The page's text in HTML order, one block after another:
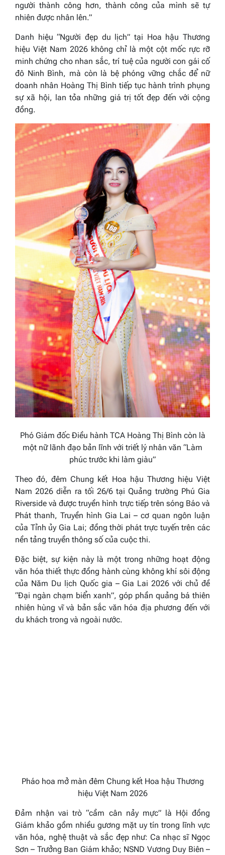
người thành công hơn, thành công của mình sẽ tự
nhiên được nhân lên.”
Danh hiệu “Người đẹp du lịch” tại Hoa hậu Thương
hiệu Việt Nam 2026 không chỉ là một cột mốc rực rỡ
minh chứng cho nhan sắc, trí tuệ của người con gái cố
đô Ninh Bình, mà còn là bệ phóng vững chắc để nữ
doanh nhân Hoàng Thị Bình tiếp tục hành trình phụng
sự xã hội, lan tỏa những giá trị tốt đẹp đến với cộng
đồng.
Phó Giám đốc Điều hành TCA Hoàng Thị Bình còn là
một nữ lãnh đạo bản lĩnh với triết lý nhân văn “Làm
phúc trước khi làm giàu”
Theo đó, đêm Chung kết Hoa hậu Thương hiệu Việt
Nam 2026 diễn ra tối 26/6 tại Quảng trường Phú Gia
Riverside và được truyền hình trực tiếp trên sóng Báo và
Phát thanh, Truyền hình Gia Lai – cơ quan ngôn luận
của Tỉnh ủy Gia Lai; đồng thời phát trực tuyến trên các
nền tảng truyền thông số của cuộc thi.
Đặc biệt, sự kiện này là một trong những hoạt động
văn hóa thiết thực đồng hành cùng không khí sôi động
của Năm Du lịch Quốc gia – Gia Lai 2026 với chủ đề
“Đại ngàn chạm biển xanh”, góp phần quảng bá thiên
nhiên hùng vĩ và bản sắc văn hóa địa phương đến với
du khách trong và ngoài nước.
Pháo hoa mở màn đêm Chung kết Hoa hậu Thương
hiệu Việt Nam 2026
Đảm nhận vai trò “cầm cân nảy mực” là Hội đồng
Giám khảo gồm nhiều gương mặt uy tín trong lĩnh vực
văn hóa, nghệ thuật và sắc đẹp như: Ca nhạc sĩ Ngọc
Sơn – Trưởng Ban Giám khảo; NSND Vương Duy Biên –